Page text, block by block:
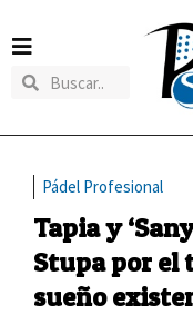
Pádel Profesional
Tapia y
Stupa por el
sueño